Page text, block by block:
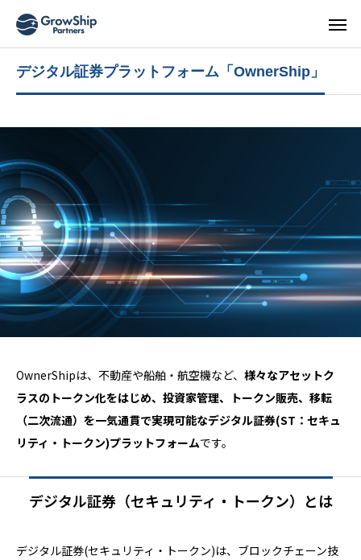
デジタル証券プラットフォーム「OwnerShip」
OwnerShipは、不動産や船舶・航空機など、 様々なアセットク
ラスのトークン化をはじめ、投資家管理、トークン販売、移転
（二次流通）を一気通貫で実現可能なデジタル証券(ST：セキュ
リティ・トークン)プラットフォームです。
デジタル証券（セキュリティ・トークン）とは
デジタル証券(セキュリティ・トークン)は、ブロックチェーン技